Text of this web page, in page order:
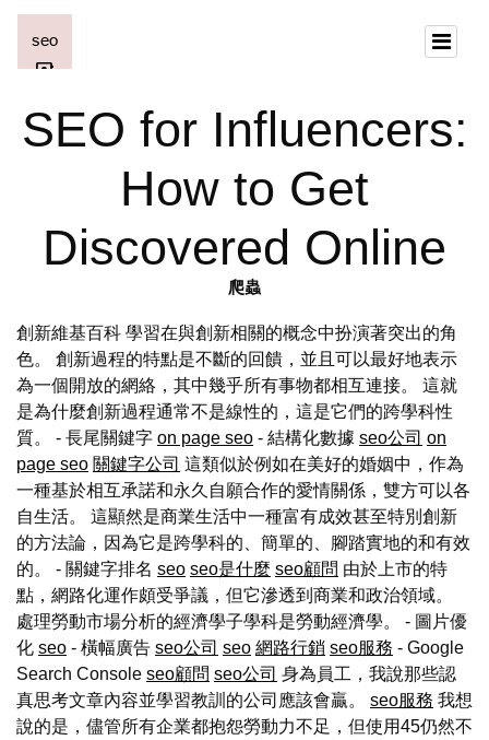
SEO for Influencers:
How to Get
Discovered Online
爬蟲
創新維基百科 學習在與創新相關的概念中扮演著突出的角
色。 創新過程的特點是不斷的回饋，並且可以最好地表示
為一個開放的網絡，其中幾乎所有事物都相互連接。 這就
是為什麼創新過程通常不是線性的，這是它們的跨學科性
質。 - 長尾關鍵字 on page seo - 結構化數據 seo公司 on
page seo 關鍵字公司 這類似於例如在美好的婚姻中，作為
一種基於相互承諾和永久自願合作的愛情關係，雙方可以各
自生活。 這顯然是商業生活中一種富有成效甚至特別創新
的方法論，因為它是跨學科的、簡單的、腳踏實地的和有效
的。 - 關鍵字排名 seo seo是什麼 seo顧問 由於上市的特
點，網路化運作頗受爭議，但它滲透到商業和政治領域。
處理勞動市場分析的經濟學子學科是勞動經濟學。 - 圖片優
化 seo - 橫幅廣告 seo公司 seo 網路行銷 seo服務 - Google
Search Console seo顧問 seo公司 身為員工，我說那些認
真思考文章內容並學習教訓的公司應該會贏。 seo服務 我想
說的是，儘管所有企業都抱怨勞動力不足，但使用45仍然不